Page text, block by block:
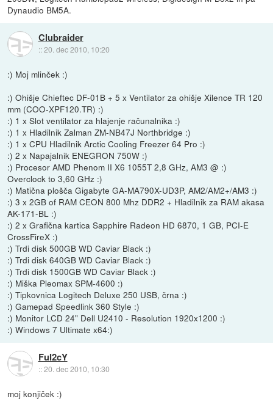
Dynaudio BM5A.
Clubraider
::20. dec 2010, 10:20
:) Moj mlinček :)
:) Ohišje Chieftec DF-01B + 5 x Ventilator za ohišje Xilence TR 120
mm (COO-XPF120.TR) :)
:) 1 x Slot ventilator za hlajenje računalnika :)
:) 1 x Hladilnik Zalman ZM-NB47J Northbridge :)
:) 1 x CPU Hladilnik Arctic Cooling Freezer 64 Pro :)
:) 2 x Napajalnik ENEGRON 750W :)
:) Procesor AMD Phenom II X6 1055T 2,8 GHz, AM3 @ :)
Overclock to 3,60 GHz :)
:) Matična plošča Gigabyte GA-MA790X-UD3P, AM2/AM2+/AM3 :)
:) 3 x 2GB of RAM CEON 800 Mhz DDR2 + Hladilnik za RAM akasa
AK-171-BL :)
:) 2 x Grafična kartica Sapphire Radeon HD 6870, 1 GB, PCI-E
CrossFireX :)
:) Trdi disk 500GB WD Caviar Black :)
:) Trdi disk 640GB WD Caviar Black :)
:) Trdi disk 1500GB WD Caviar Black :)
:) Miška Pleomax SPM-4600 :)
:) Tipkovnica Logitech Deluxe 250 USB, črna :)
:) Gamepad Speedlink 360 Style :)
:) Monitor LCD 24" Dell U2410 - Resolution 1920x1200 :)
:) Windows 7 Ultimate x64:)
FuI2cY
::20. dec 2010, 10:30
moj konjiček :)